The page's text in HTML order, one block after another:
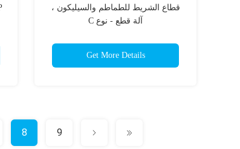
قطاع الشريط للطماطم والسيليكون ،
آلة قطع - نوع C
Get More Details
8 9